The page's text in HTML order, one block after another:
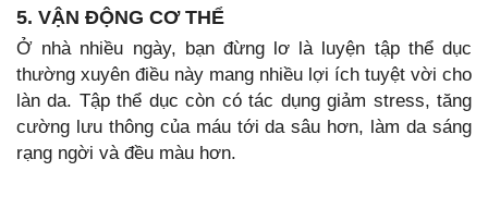
5. VẬN ĐỘNG CƠ THỂ
Ở nhà nhiều ngày, bạn đừng lơ là luyện tập thể dục
thường xuyên điều này mang nhiều lợi ích tuyệt vời cho
làn da. Tập thể dục còn có tác dụng giảm stress, tăng
cường lưu thông của máu tới da sâu hơn, làm da sáng
rạng ngời và đều màu hơn.